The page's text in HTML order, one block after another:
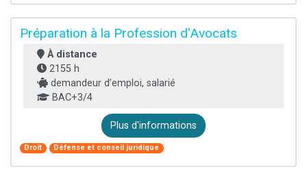
Préparation à la Profession d'Avocats
À distance
2155 h
demandeur d’emploi, salarié
BAC+3/4
Plus d'informations
Droit Défense et conseil juridique